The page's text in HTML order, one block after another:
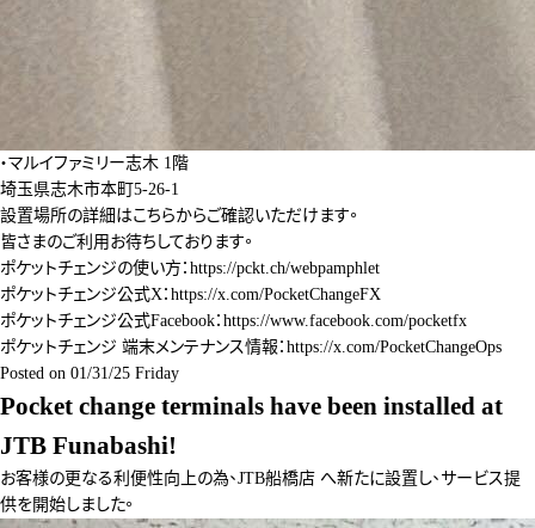
・マルイファミリー志木 1階
埼玉県志木市本町5-26-1
設置場所の詳細はこちらからご確認いただけます。
皆さまのご利用お待ちしております。
ポケットチェンジの使い方： https://pckt.ch/webpamphlet
ポケットチェンジ公式X： https://x.com/PocketChangeFX
ポケットチェンジ公式Facebook： https://www.facebook.com/pocketfx
ポケットチェンジ 端末メンテナンス情報： https://x.com/PocketChangeOps
Posted on 01/31/25 Friday
Pocket change terminals have been installed at
JTB Funabashi!
お客様の更なる利便性向上の為、JTB船橋店 へ新たに設置し、サービス提
供を開始しました。